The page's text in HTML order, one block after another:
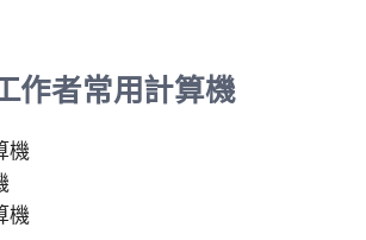
作者常用計算機
機
機